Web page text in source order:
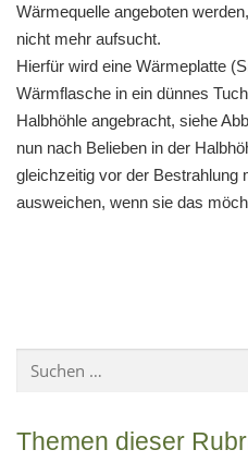
Wärmequelle angeboten
nicht mehr aufsucht.
Hierfür wird eine Wärmeplatte
Wärmflasche in ein dünnes
Halbhöhle angebracht, siehe
nun nach Belieben in der
gleichzeitig vor der Bestrahlung
ausweichen, wenn sie das
nach:
Themen dieser